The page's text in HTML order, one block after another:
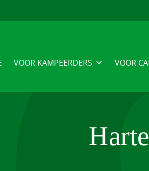
VOOR KAMPEERDERS VOOR